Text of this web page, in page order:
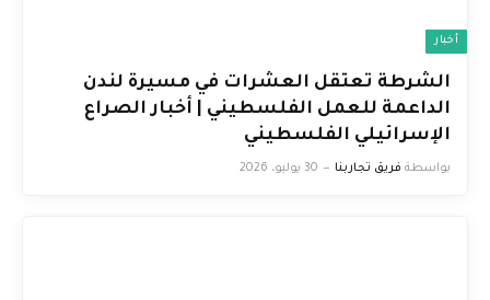
أخبار
الشرطة تعتقل العشرات في مسيرة لندن
الداعمة للعمل الفلسطيني | أخبار الصراع
الإسرائيلي الفلسطيني
بواسطة فريق تجاربنا 30 يوليو، 2026